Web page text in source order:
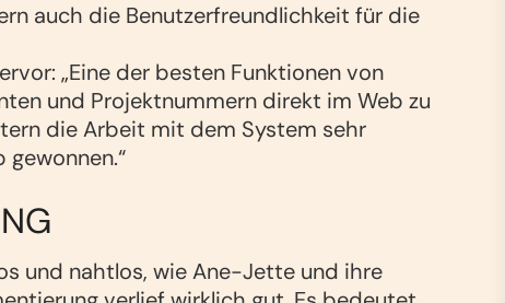
auch die Benutzerfreundlichkeit für die
„Eine der besten Funktionen von
und Projektnummern direkt im Web zu
die Arbeit mit dem System sehr
und nahtlos, wie Ane-Jette und ihre